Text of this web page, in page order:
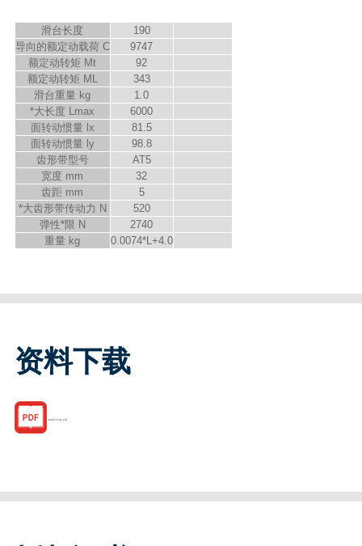
滑台长度
190
导向的额定动载荷 C
9747
额定动转矩 Mt
92
额定动转矩 M L
343
滑台重量 kg
1.0
*大长度 Lmax
6000
面转动惯量 l x
81.5
面转动惯量 l y
98.8
齿形带型号
AT5
宽度 mm
32
齿距 mm
5
*大齿形带传动力 N
520
弹性*限 N
2740
重量 kg
0.0074*L+4.0
资料下载
MKR 15-65.pdf